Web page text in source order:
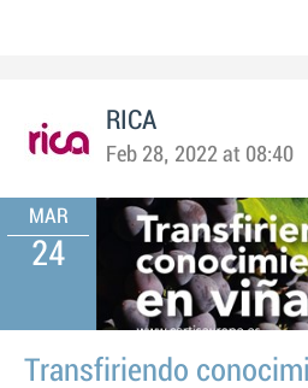
RICA
Feb 28, 2022 at 08:40
MAR
24
Transfiriendo